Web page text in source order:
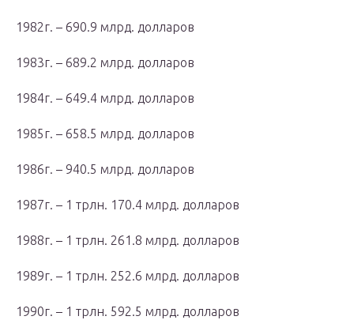
1982г. – 690.9 млрд. долларов
1983г. – 689.2 млрд. долларов
1984г. – 649.4 млрд. долларов
1985г. – 658.5 млрд. долларов
1986г. – 940.5 млрд. долларов
1987г. – 1 трлн. 170.4 млрд. долларов
1988г. – 1 трлн. 261.8 млрд. долларов
1989г. – 1 трлн. 252.6 млрд. долларов
1990г. – 1 трлн. 592.5 млрд. долларов